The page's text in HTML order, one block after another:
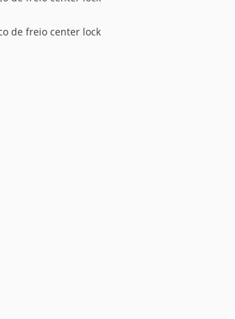
de freio center lock